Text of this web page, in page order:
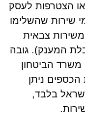
או הצטרפות לעסק
שירות שהשלימו
צבאית
המענק). גובה
משרד הביטחון
ניתן
בלבד,